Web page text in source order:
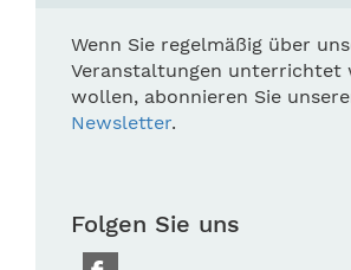
Wenn Sie regelmäßig über
Veranstaltungen unterrichtet
wollen, abonnieren Sie
Newsletter.
Folgen Sie uns